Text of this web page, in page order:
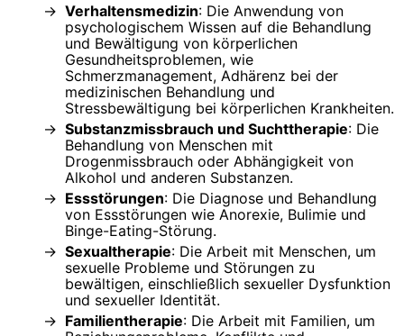
Verhaltensmedizin: Die Anwendung von
psychologischem Wissen auf die Behandlung
und Bewältigung von körperlichen
Gesundheitsproblemen, wie
Schmerzmanagement, Adhärenz bei der
medizinischen Behandlung und
Stressbewältigung bei körperlichen Krankheiten.
Substanzmissbrauch und Suchttherapie: Die
Behandlung von Menschen mit
Drogenmissbrauch oder Abhängigkeit von
Alkohol und anderen Substanzen.
Essstörungen: Die Diagnose und Behandlung
von Essstörungen wie Anorexie, Bulimie und
Binge-Eating-Störung.
Sexualtherapie: Die Arbeit mit Menschen, um
sexuelle Probleme und Störungen zu
bewältigen, einschließlich sexueller Dysfunktion
und sexueller Identität.
Familientherapie: Die Arbeit mit Familien, um